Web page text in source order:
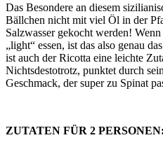
Das Besondere an diesem
Bällchen nicht mit viel Öl in der
Salzwasser gekocht werden!
„light“ essen, ist das also genau
ist auch der Ricotta eine leichte
Nichtsdestotrotz, punktet durch
Geschmack, der super zu Spinat
ZUTATEN FÜR 2 PERSONEN: